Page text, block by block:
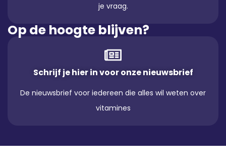
je vraag.
Op de hoogte blijven?
Schrijf je hier in voor onze nieuwsbrief
De nieuwsbrief voor iedereen die alles wil weten over
vitamines